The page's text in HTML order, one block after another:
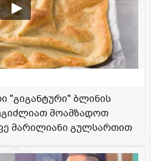
"გიგანტური" ბლინის
მოამზადოთ
მარილიანი გულსართით